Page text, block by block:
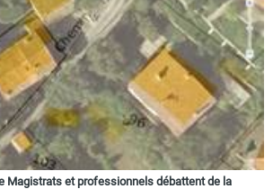
Magistrats et professionnels débattent de la